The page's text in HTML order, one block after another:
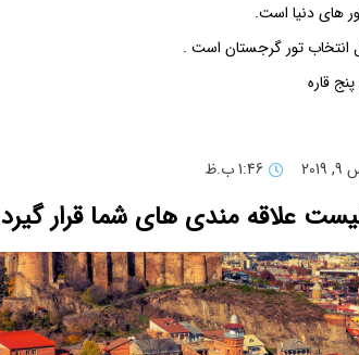
های دنیا است.
انتخاب تور گرجستان است .
قاره
1:46 ب.ظ
علاقه مندی های شما قرار گیرد